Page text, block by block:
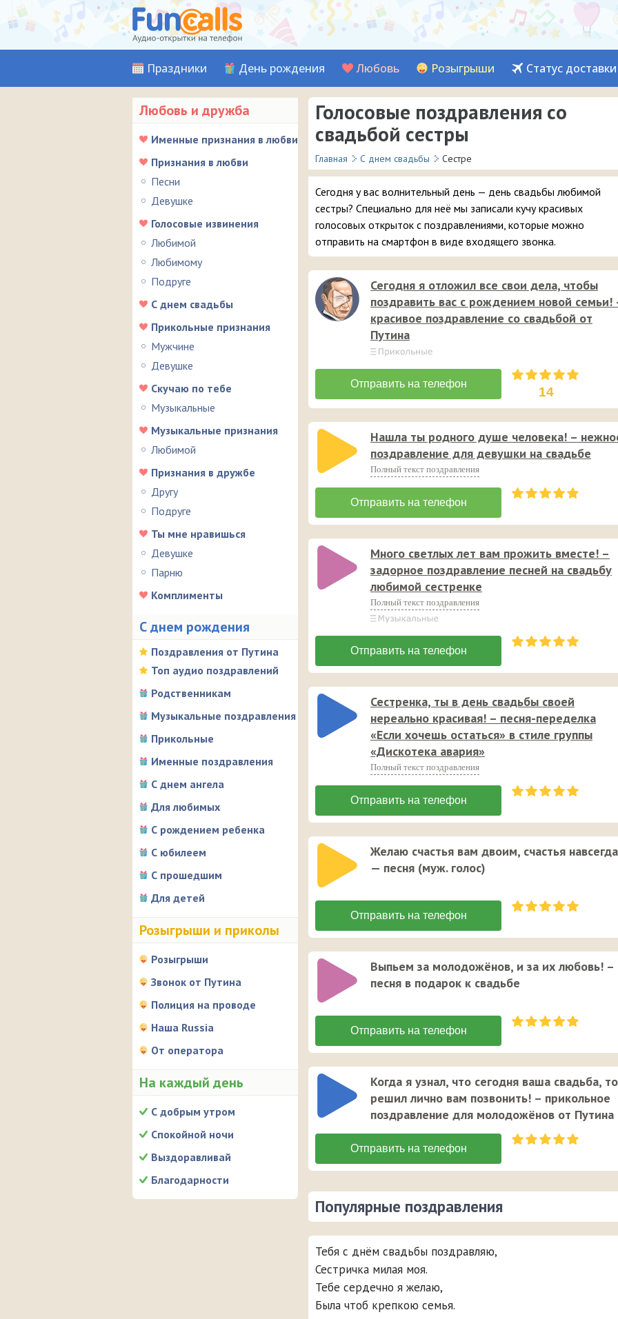
Праздники День рождения Любовь Розыгрыши Статус доставки
Любовь и дружба
Именные признания в любви
Признания в любви
Песни
Девушке
Голосовые извинения
Любимой
Любимому
Подруге
С днем свадьбы
Прикольные признания
Мужчине
Девушке
Скучаю по тебе
Музыкальные
Музыкальные признания
Любимой
Признания в дружбе
Другу
Подруге
Ты мне нравишься
Девушке
Парню
Комплименты
С днем рождения
Поздравления от Путина
Топ аудио поздравлений
Родственникам
Музыкальные поздравления
Прикольные
Именные поздравления
С днем ангела
Для любимых
С рождением ребенка
С юбилеем
С прошедшим
Для детей
Розыгрыши и приколы
Розыгрыши
Звонок от Путина
Полиция на проводе
Наша Russia
От оператора
На каждый день
С добрым утром
Спокойной ночи
Выздоравливай
Благодарности
Голосовые поздравления со
свадьбой сестры
Главная С днем свадьбы Сестре
Сегодня у вас волнительный день — день свадьбы любимой
сестры? Специально для неё мы записали кучу красивых
голосовых открыток с поздравлениями, которые можно
отправить на смартфон в виде входящего звонка.
Сегодня я отложил все свои дела, чтобы
поздравить вас с рождением новой
красивое поздравление со свадьбой от
Путина
14
Нашла ты родного душе человека! –
поздравление для девушки на свадьбе
Полный текст поздравления
Много светлых лет вам прожить вместе! –
задорное поздравление песней на свадьбу
любимой сестренке
Полный текст поздравления
Сестренка, ты в день свадьбы своей
нереально красивая! – песня-переделка
«Если хочешь остаться» в стиле группы
«Дискотека авария»
Полный текст поздравления
Желаю счастья вам двоим, счастья
— песня (муж. голос)
Выпьем за молодожёнов, и за их любовь! –
песня в подарок к свадьбе
Когда я узнал, что сегодня ваша свадьба, то
решил лично вам позвонить! – прикольное
поздравление для молодожёнов от Путина
Популярные поздравления
Тебя с днём свадьбы поздравляю,
Сестричка милая моя.
Тебе сердечно я желаю,
Была чтоб крепкою семья.